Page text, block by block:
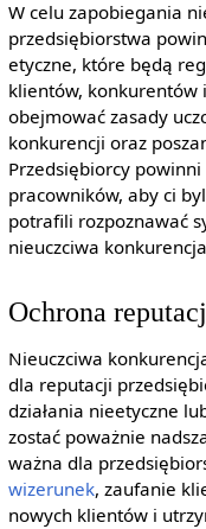
W celu zapobiegania
przedsiębiorstwa
etyczne, które będą
klientów, konkurentów
obejmować zasady
konkurencji oraz
Przedsiębiorcy
pracowników, aby ci
potrafili rozpoznawać
nieuczciwa
Ochrona
Nieuczciwa
dla reputacji
działania nieetyczne
zostać poważnie
ważna dla
wizerunek, zaufanie
nowych klientów i